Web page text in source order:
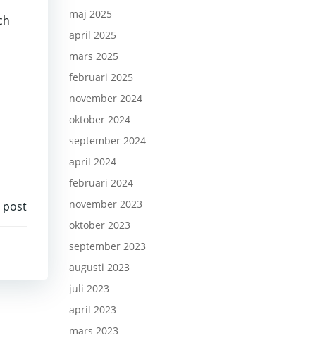
post
maj 2025
april 2025
mars 2025
februari 2025
november 2024
oktober 2024
september 2024
april 2024
februari 2024
november 2023
oktober 2023
september 2023
augusti 2023
juli 2023
april 2023
mars 2023